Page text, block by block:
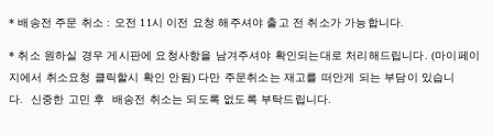
* 배송전 주문 취소 : 오전 11시 이전 요청 해주셔야 출고 전 취소가 가능합니다.
* 취소 원하실 경우 게시판에 요청사항을 남겨주셔야 확인되는대로 처리해드립니다. (마이페이
지에서 취소요청 클릭할시 확인 안됨) 다만 주문취소는 재고를 떠안게 되는 부담이 있습니
다. 신중한 고민 후 배송전 취소는 되도록 없도록 부탁드립니다.